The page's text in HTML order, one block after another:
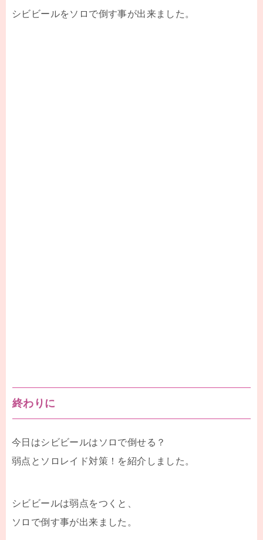
シビビールをソロで倒す事が出来ました。
終わりに
今日はシビビールはソロで倒せる？
弱点とソロレイド対策！を紹介しました。
シビビールは弱点をつくと、
ソロで倒す事が出来ました。